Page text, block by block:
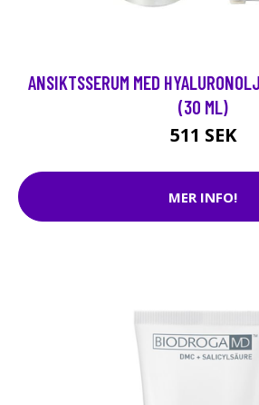
ANSIKTSSERUM MED
(30 ML)
511 SEK
MER INFO!